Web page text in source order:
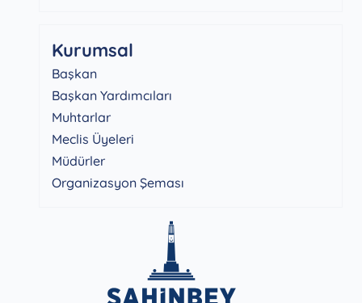
Kurumsal
Başkan
Başkan Yardımcıları
Muhtarlar
Meclis Üyeleri
Müdürler
Organizasyon Şeması